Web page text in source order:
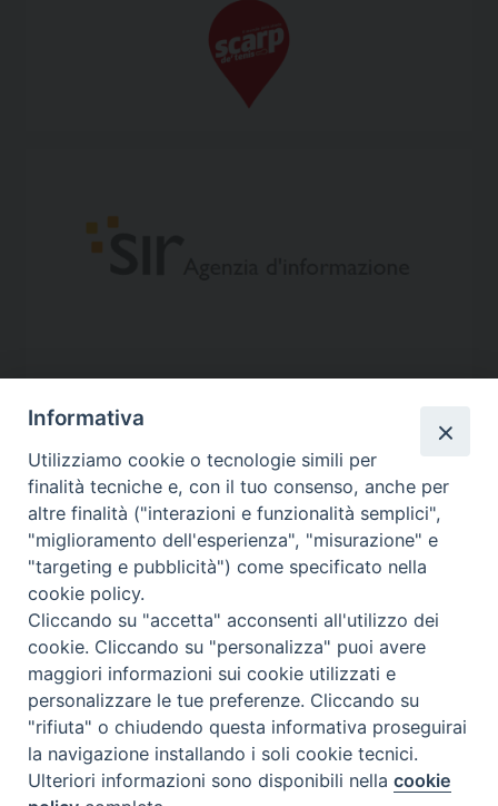
Contatti
Via Aurelia 796
00165 – Roma
tel: +39 06 661 771
email: segreteria@caritas.it
Informativa
Utilizziamo cookie o tecnologie simili per
finalità tecniche e, con il tuo consenso, anche per
altre finalità ("interazioni e funzionalità semplici",
"miglioramento dell'esperienza", "misurazione" e
"targeting e pubblicità") come specificato nella
cookie policy.
Cliccando su "accetta" acconsenti all'utilizzo dei
cookie. Cliccando su "personalizza" puoi avere
maggiori informazioni sui cookie utilizzati e
personalizzare le tue preferenze. Cliccando su
"rifiuta" o chiudendo questa informativa proseguirai
la navigazione installando i soli cookie tecnici.
Ulteriori informazioni sono disponibili nellacookie